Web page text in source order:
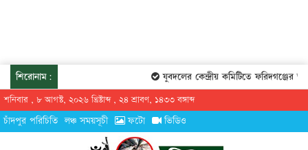
শিরোনাম: যুবদলের কেন্দ্রীয় কমিটিতে ফরিদগঞ্জের
শনিবার , ৮ আগস্ট, ২০২৬ খ্রিষ্টাব্দ , ২৪ শ্রাবণ, ১৪৩৩ বঙ্গাব্দ
চাঁদপুর পরিচিতি লঞ্চ সময়সূচী ফটো ভিডিও